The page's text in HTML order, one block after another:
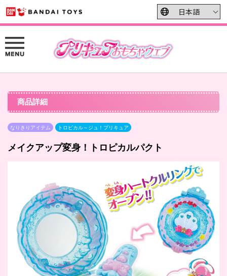
商品詳細
なりきりアイテム トロピカル～ジュ！プリキュア
メイクアップ変身！トロピカルパクト